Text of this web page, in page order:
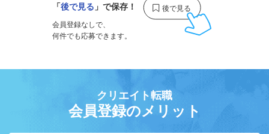
「後で見る 」で保存！
会員登録なしで、
何件でも応募できます。
クリエイト転職
会員登録のメリット